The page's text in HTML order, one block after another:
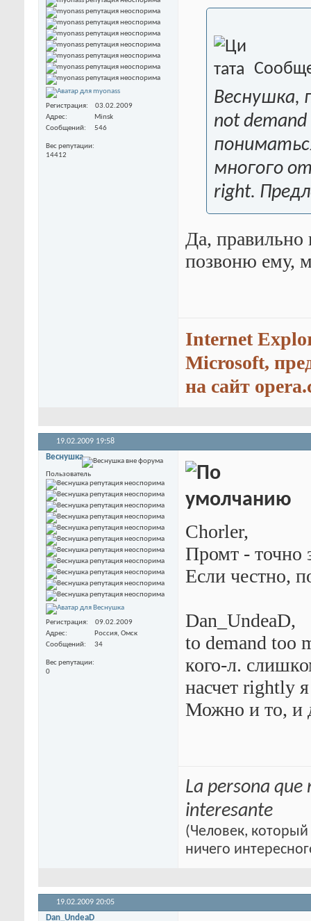
Регистрация
03.02.2009
Адрес
Minsk
Сообщений
546
Вес репутации
14412
Веснушка,
not
многого
right.
Да, правильно
позвоню ему,
Internet
Microsoft,
на сайт
19.02.2009 19:58
Веснушка
Пользователь
Регистрация
09.02.2009
Адрес
Россия, Омск
Сообщений
34
Вес репутации
0
Chorler,
Промт - точно
Если честно,
Dan_UndeaD,
to demand too
кого-л.
насчет rightly
Можно и то, и
La persona
interesante
(Человек, который
ничего
19.02.2009 20:05
Dan_UndeaD